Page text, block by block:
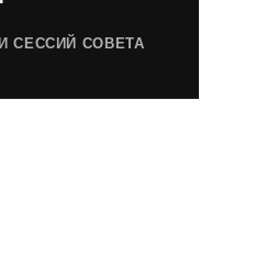
СЕССИЙ СОВЕТА